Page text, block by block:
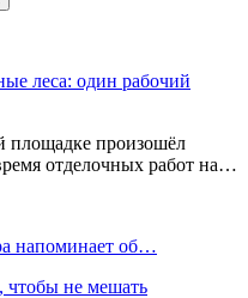
леса: один рабочий
площадке произошёл
отделочных работ на…
напоминает об…
чтобы не мешать